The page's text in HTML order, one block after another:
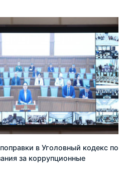
в Уголовный кодекс по
за коррупционные